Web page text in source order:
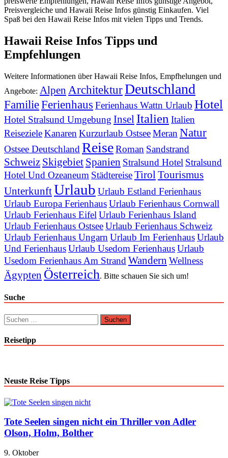
Preisvergleiche und Hawaii Reise Infos günstig Einkaufen. Viel
Spaß bei den Hawaii Reise Infos mit vielen Tipps und Trends.
Hawaii Reise Infos Tipps und
Empfehlungen
Weitere Informationen über Hawaii Reise Infos, Empfhelungen und
Angebote: Alpen ArchitekturDeutschland
FamilieFerienhaus Ferienhaus Wattn Urlaub Hotel
Hotel Stralsund Umgebung Insel Italien Italien
ReisezieleKanaren Kurzurlaub OstseeMeran Natur
Ostsee Deutschland ReiseRoman Sandstrand
Schweiz Skigebiet Spanien Stralsund Hotel Stralsund
Hotel Und Ozeaneum StädtereiseTirolTourismus
UnterkunftUrlaub Urlaub Estland Ferienhaus
Urlaub Europa FerienhausUrlaub Ferienhaus Cornwall
Urlaub Ferienhaus Eifel Urlaub Ferienhaus Island
Urlaub Ferienhaus OstseeUrlaub Ferienhaus Schweiz
Urlaub Ferienhaus Ungarn Urlaub Im FerienhausUrlaub
Und FerienhausUrlaub Usedom FerienhausUrlaub
Usedom Ferienhaus Am Strand Wandern Wellness
Ägypten Österreich. Bitte schauen Sie sich um!
Suche
Suchen
nach:
Reisetipp
Neuste Reise Tipps
Tote Seelen singen nicht ein Thriller von Adler
Olson, Holm, Bolther
9. Oktober